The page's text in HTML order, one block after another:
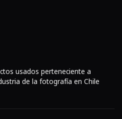
usados perteneciente a
de la fotografía en Chile